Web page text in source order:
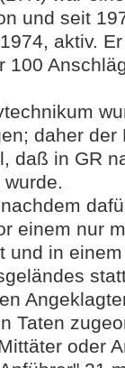
und seit
aktiv.
100
daher der
daß in GR
einem nur
und in
Taten
oder